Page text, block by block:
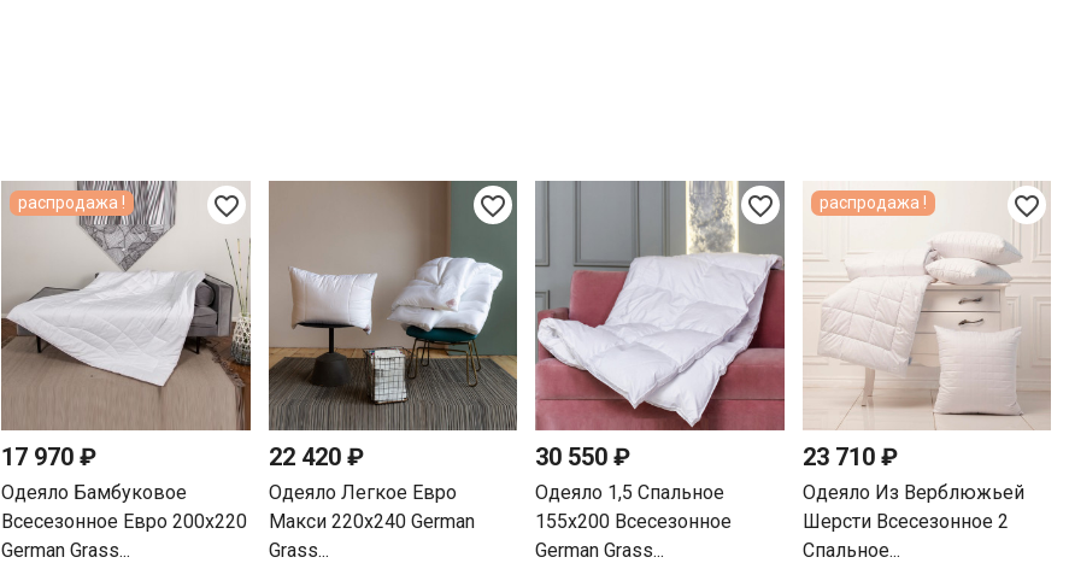
favorite_border
17 970 ₽
Одеяло Бамбуковое
Всесезонное Евро 200х220
German Grass...
распродажа ! favorite_border
22 420 ₽
Одеяло Легкое Евро
Макси 220х240 German
Grass...
favorite_border
30 550 ₽
Одеяло 1,5 Спальное
155х200 Всесезонное
German Grass...
favorite_border
23 710 ₽
Одеяло Из Верблюжьей
Шерсти Всесезонное 2
Спальное...
распродажа !